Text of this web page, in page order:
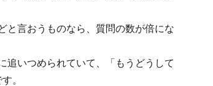
と言おうものなら、質問の数が倍にな
追いつめられていて、「もうどうして
。